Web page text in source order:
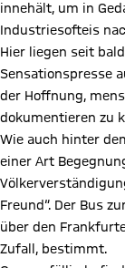
innehält, um in
Industriesofteis
Hier liegen seit
Sensationspresse
der Hoffnung,
dokumentieren
Wie auch hinter
einer Art
Freund“. Der Bus
über den
Zufall, bestimmt.